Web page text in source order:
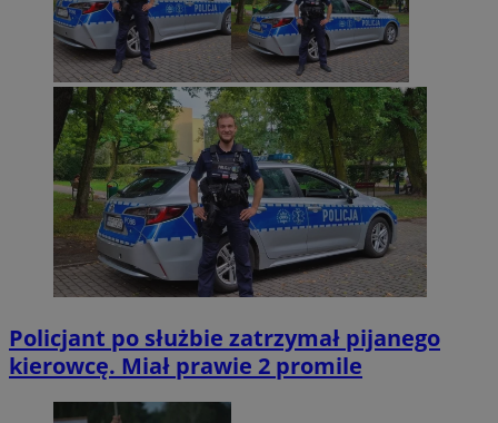
Policjant po służbie zatrzymał pijanego
kierowcę. Miał prawie 2 promile